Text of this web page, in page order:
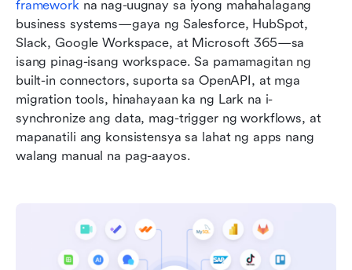
framework na nag-uugnay sa iyong mahahalagang
business systems—gaya ng Salesforce, HubSpot,
Slack, Google Workspace, at Microsoft 365—sa
isang pinag-isang workspace. Sa pamamagitan ng
built-in connectors, suporta sa OpenAPI, at mga
migration tools, hinahayaan ka ng Lark na i-
synchronize ang data, mag-trigger ng workflows, at
mapanatili ang konsistensya sa lahat ng apps nang
walang manual na pag-aayos.